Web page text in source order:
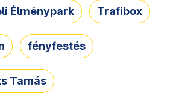
Élménypark Trafibox
fényfestés
Tamás